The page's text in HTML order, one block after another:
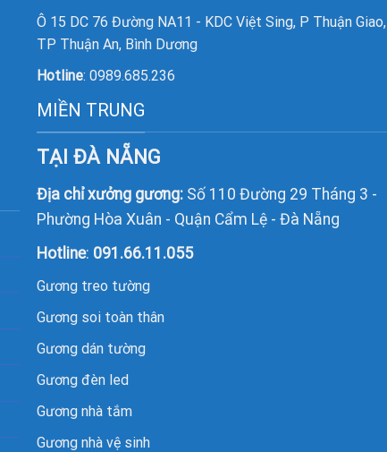
Ô 15 DC 76 Đường NA11 - KDC Việt Sing, P Thuận Giao,
TP Thuận An, Bình Dương
Hotline:0989.685.236
MIỀN TRUNG
TẠI ĐÀ NẴNG
Địa chỉ xưởng gương: Số 110 Đường 29 Tháng 3 -
Phường Hòa Xuân - Quận Cẩm Lệ - Đà Nẵng
Hotline: 091.66.11.055
Gương treo tường
Gương soi toàn thân
Gương dán tường
Gương đèn led
Gương nhà tắm
Gương nhà vệ sinh